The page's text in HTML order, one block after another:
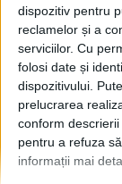
dispozitiv pentru
reclamelor și a
serviciilor. Cu
folosi date și
dispozitivului.
prelucrarea
conform
pentru a refuza
informații mai